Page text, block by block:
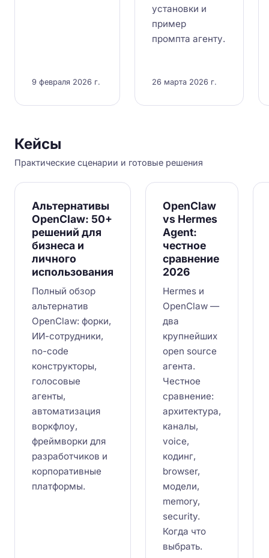
9 февраля 2026 г.
установки и
пример
промпта агенту.
26 марта 2026 г.
Кейсы
Практические сценарии и готовые решения
Альтернативы
OpenClaw: 50+
решений для
бизнеса и
личного
использования
Полный обзор
альтернатив
OpenClaw: форки,
ИИ-сотрудники,
no-code
конструкторы,
голосовые
агенты,
автоматизация
воркфлоу,
фреймворки для
разработчиков и
корпоративные
платформы.
OpenClaw
vs Hermes
Agent:
честное
сравнение
2026
Hermes и
OpenClaw —
два
крупнейших
open source
агента.
Честное
сравнение:
архитектура,
каналы,
voice,
кодинг,
browser,
модели,
memory,
security.
Когда что
выбрать.